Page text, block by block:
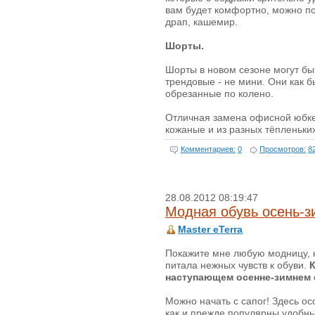
вам будет комфортно, можно
драп, кашемир.
Шорты.
Шорты в новом сезоне могут
трендовые - не мини. Они как
обрезанные по колено.
Отличная замена офисной
кожаные и из разных
Комментариев: 0 Просмотров:
28.08.2012 08:19:47
Модная обувь осень-
Master eTerra
Покажите мне любую модницу,
питала нежных чувств к обуви.
наступающем осенне-зимнем
Можно начать с сапог! Здесь